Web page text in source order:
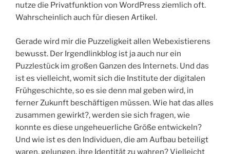
nutze die Privatfunktion von WordPress ziemlich oft.
Wahrscheinlich auch für diesen Artikel.
Gerade wird mir die Puzzeligkeit allen Webexistierens
bewusst. Der Irgendlinkblog ist ja auch nur ein
Puzzlestück im großen Ganzen des Internets. Und das
ist es vielleicht, womit sich die Institute der digitalen
Frühgeschichte, so es sie denn mal geben wird, in
ferner Zukunft beschäftigen müssen. Wie hat das alles
zusammen gewirkt?, werden sie sich fragen, wie
konnte es diese ungeheuerliche Größe entwickeln?
Und wie ist es den Individuen, die am Aufbau beteiligt
waren, gelungen, ihre Identität zu wahren? Vielleicht